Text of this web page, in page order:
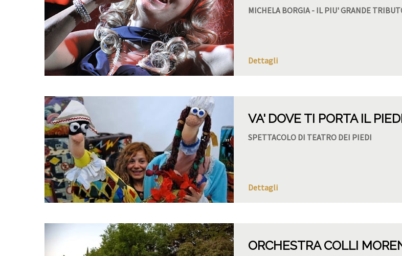
MICHELA BORGIA - IL PIU' GRANDE
Dettagli
VA' DOVE TI PORTA IL
SPETTACOLO DI TEATRO DEI PIEDI
Dettagli
ORCHESTRA COLLI